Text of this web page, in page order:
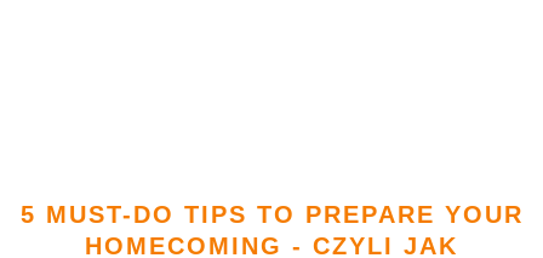
5 MUST-DO TIPS TO PREPARE YOUR
HOMECOMING - CZYLI JAK